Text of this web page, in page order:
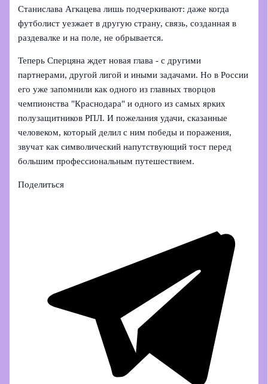
Станислава Агкацева лишь подчеркивают: даже когда
футболист уезжает в другую страну, связь, созданная в
раздевалке и на поле, не обрывается.
Теперь Сперцяна ждет новая глава - с другими
партнерами, другой лигой и иными задачами. Но в России
его уже запомнили как одного из главных творцов
чемпионства "Краснодара" и одного из самых ярких
полузащитников РПЛ. И пожелания удачи, сказанные
человеком, который делил с ним победы и поражения,
звучат как символический напутствующий тост перед
большим профессиональным путешествием.
Поделиться